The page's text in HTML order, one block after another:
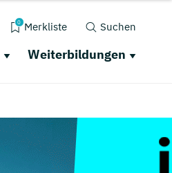
0 Merkliste Suchen
Weiterbildungen